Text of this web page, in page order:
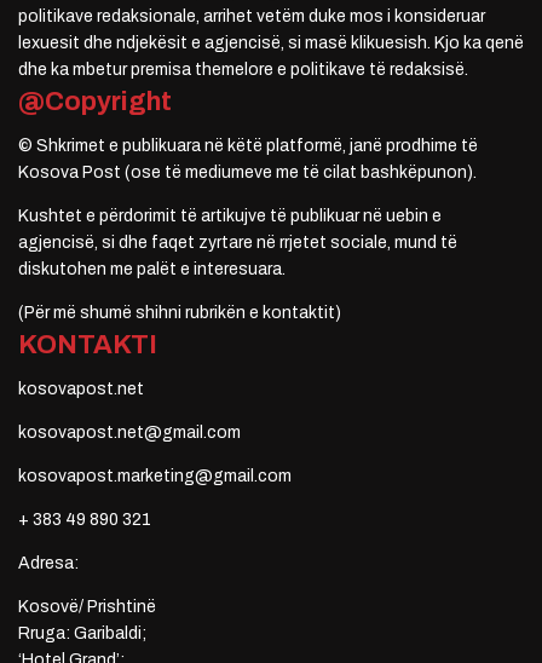
politikave redaksionale, arrihet vetëm duke mos i konsideruar
lexuesit dhe ndjekësit e agjencisë, si masë klikuesish. Kjo ka qenë
dhe ka mbetur premisa themelore e politikave të redaksisë.
@Copyright
© Shkrimet e publikuara në këtë platformë, janë prodhime të
Kosova Post (ose të mediumeve me të cilat bashkëpunon).
Kushtet e përdorimit të artikujve të publikuar në uebin e
agjencisë, si dhe faqet zyrtare në rrjetet sociale, mund të
diskutohen me palët e interesuara.
(Për më shumë shihni rubrikën e kontaktit)
KONTAKTI
kosovapost.net
kosovapost.net@gmail.com
kosovapost.marketing@gmail.com
+ 383 49 890 321
Adresa:
Kosovë/ Prishtinë
Rruga: Garibaldi;